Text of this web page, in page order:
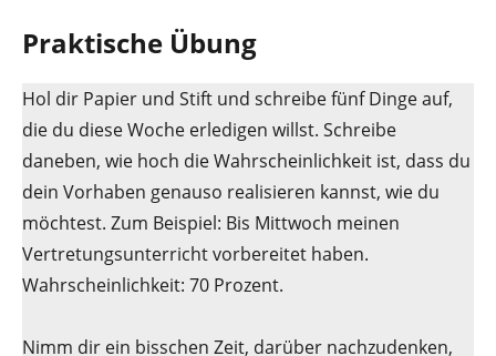
Praktische Übung
Hol dir Papier und Stift und schreibe fünf Dinge auf,
die du diese Woche erledigen willst. Schreibe
daneben, wie hoch die Wahrscheinlichkeit ist, dass du
dein Vorhaben genauso realisieren kannst, wie du
möchtest. Zum Beispiel: Bis Mittwoch meinen
Vertretungsunterricht vorbereitet haben.
Wahrscheinlichkeit: 70 Prozent.
Nimm dir ein bisschen Zeit, darüber nachzudenken,